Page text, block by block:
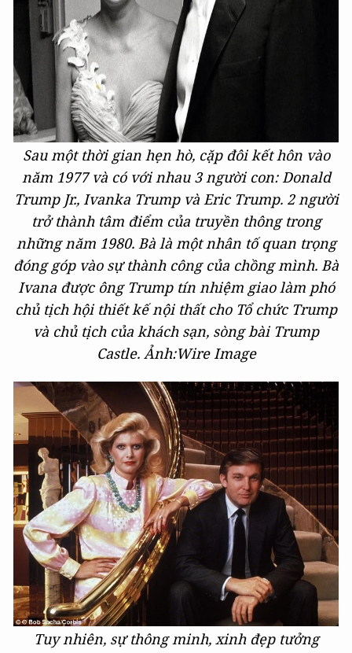
Sau một thời gian hẹn hò, cặp đôi kết hôn vào
năm 1977 và có với nhau 3 người con: Donald
Trump Jr., Ivanka Trump và Eric Trump. 2 người
trở thành tâm điểm của truyền thông trong
những năm 1980. Bà là một nhân tố quan trọng
đóng góp vào sự thành công của chồng mình. Bà
Ivana được ông Trump tín nhiệm giao làm phó
chủ tịch hội thiết kế nội thất cho Tổ chức Trump
và chủ tịch của khách sạn, sòng bài Trump
Castle. Ảnh:Wire Image
Tuy nhiên, sự thông minh, xinh đẹp tưởng